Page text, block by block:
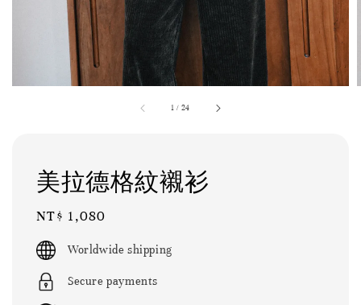
1 / 24
美拉德格紋襯衫
Regular
price
NT$ 1,080
Worldwide shipping
Secure payments